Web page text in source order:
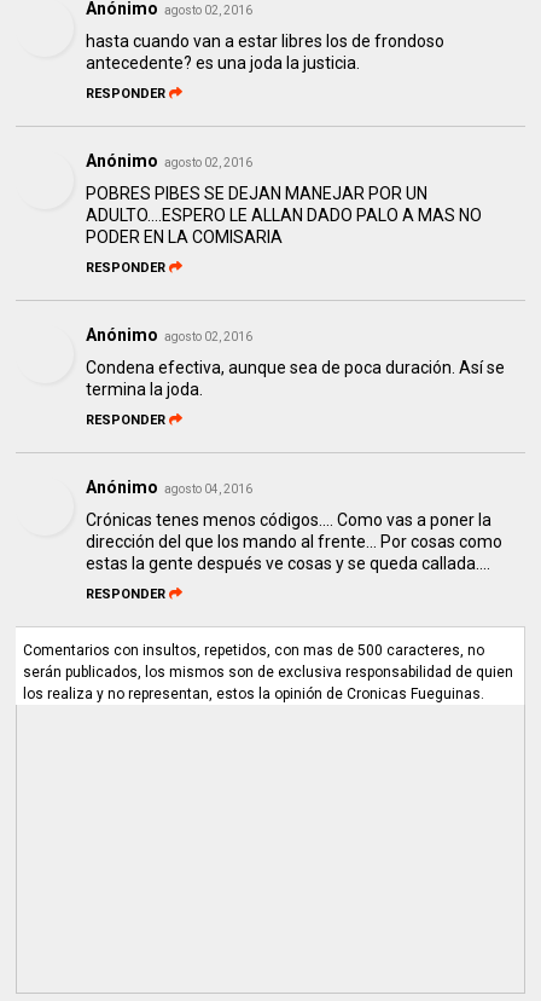
Anónimo agosto 02, 2016
hasta cuando van a estar libres los de frondoso
antecedente? es una joda la justicia.
RESPONDER
Anónimo agosto 02, 2016
POBRES PIBES SE DEJAN MANEJAR POR UN
ADULTO....ESPERO LE ALLAN DADO PALO A MAS NO
PODER EN LA COMISARIA
RESPONDER
Anónimo agosto 02, 2016
Condena efectiva, aunque sea de poca duración. Así se
termina la joda.
RESPONDER
Anónimo agosto 04, 2016
Crónicas tenes menos códigos.... Como vas a poner la
dirección del que los mando al frente... Por cosas como
estas la gente después ve cosas y se queda callada....
RESPONDER
Comentarios con insultos, repetidos, con mas de 500 caracteres, no
serán publicados, los mismos son de exclusiva responsabilidad de quien
los realiza y no representan, estos la opinión de Cronicas Fueguinas.